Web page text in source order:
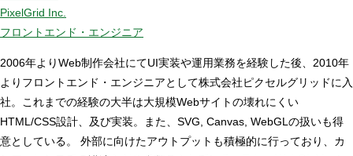
PixelGrid Inc.
フロントエンド・エンジニア
2006年よりWeb制作会社にてUI実装や運用業務を経験した後、2010年
よりフロントエンド・エンジニアとして株式会社ピクセルグリッドに入
社。これまでの経験の大半は大規模Webサイトの壊れにくい
HTML/CSS設計、及び実装。また、SVG, Canvas, WebGLの扱いも得
意としている。 外部に向けたアウトプットも積極的に行っており、カ